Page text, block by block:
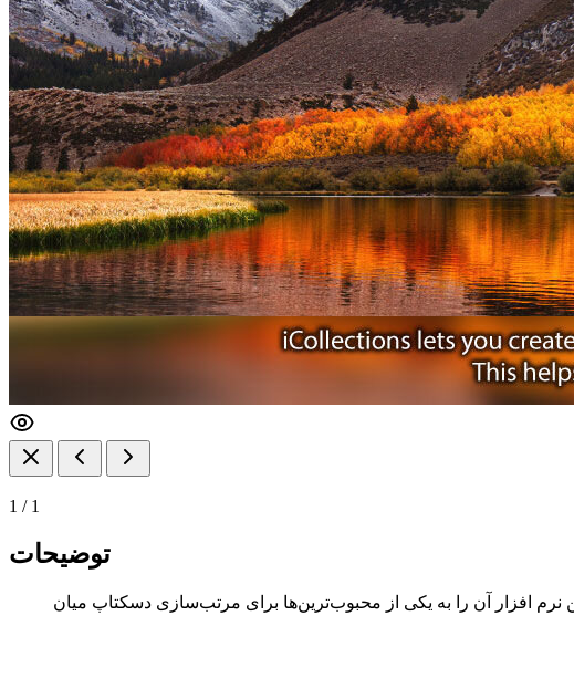
1 / 1
توضیحات
افزار آن را به یکی از محبوب‌ترین‌ها برای مرتب‌سازی دسکتاپ میان